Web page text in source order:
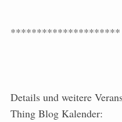
*********************
Details und weitere
Thing Blog Kalender: